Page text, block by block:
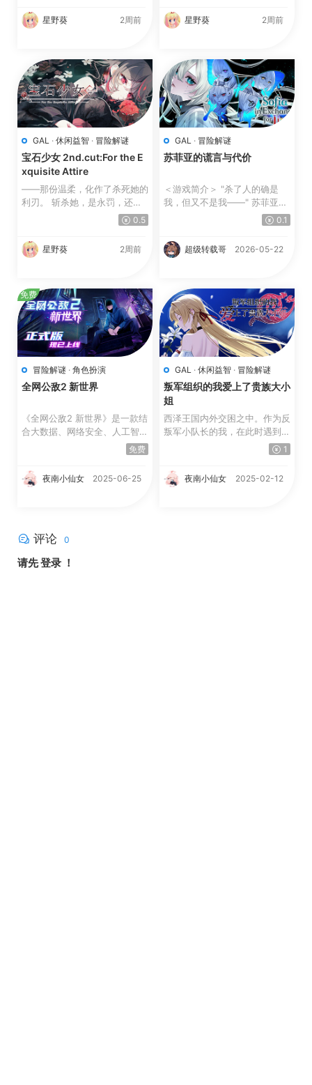
星野葵 2周前 星野葵 2周前
GAL · 休闲益智 · 冒险解谜
宝石少女 2nd.cut:For the E
xquisite Attire
——那份温柔，化作了杀死她的
利刃。 斩杀她，是永罚，还是
救赎？在纯爱与嫉妒交织... 0.5
星野葵 2周前
GAL · 冒险解谜
苏菲亚的谎言与代价
＜游戏简介＞ "杀了人的确是
我，但又不是我——" 苏菲亚，
0.1
超级转载哥 2026-05-22
冒险解谜 · 角色扮演
全网公敌2 新世界
《全网公敌2 新世界》是一款结
合大数据、网络安全、人工智能
免费
夜南小仙女 2025-06-25
免费
GAL · 休闲益智 · 冒险解谜
叛军组织的我爱上了贵族大小
姐
西泽王国内外交困之中。作为反
叛军小队长的我，在此时遇到了
1
夜南小仙女 2025-02-12
评论 0
请先登录 ！